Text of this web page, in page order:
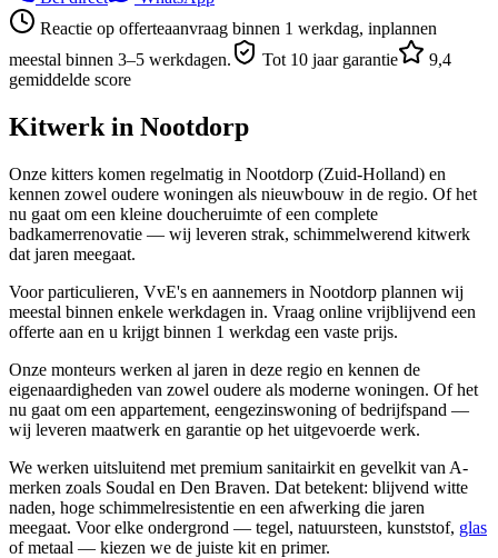
Reactie op offerteaanvraag binnen 1 werkdag, inplannen
meestal binnen 3–5 werkdagen.
Tot 10 jaar garantie
9,4
gemiddelde score
Kitwerk in Nootdorp
Onze kitters komen regelmatig in Nootdorp (Zuid-Holland) en
kennen zowel oudere woningen als nieuwbouw in de regio. Of het
nu gaat om een kleine doucheruimte of een complete
badkamerrenovatie — wij leveren strak, schimmelwerend kitwerk
dat jaren meegaat.
Voor particulieren, VvE's en aannemers in Nootdorp plannen wij
meestal binnen enkele werkdagen in. Vraag online vrijblijvend een
offerte aan en u krijgt binnen 1 werkdag een vaste prijs.
Onze monteurs werken al jaren in deze regio en kennen de
eigenaardigheden van zowel oudere als moderne woningen. Of het
nu gaat om een appartement, eengezinswoning of bedrijfspand —
wij leveren maatwerk en garantie op het uitgevoerde werk.
We werken uitsluitend met premium sanitairkit en gevelkit van A-
merken zoals Soudal en Den Braven. Dat betekent: blijvend witte
naden, hoge schimmelresistentie en een afwerking die jaren
meegaat. Voor elke ondergrond — tegel, natuursteen, kunststof, glas
of metaal — kiezen we de juiste kit en primer.